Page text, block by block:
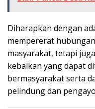
Diharapkan dengan
mempererat
masyarakat, tetapi
kebaikan yang dapat
bermasyarakat serta
pelindung dan